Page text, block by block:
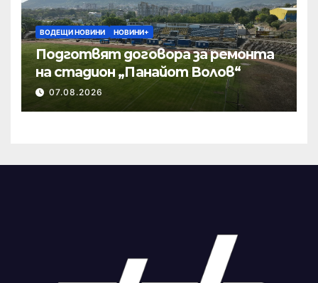
ВОДЕЩИ НОВИНИ НОВИНИ+
Подготвят договора за ремонта
на стадион „Панайот Волов“
07.08.2026